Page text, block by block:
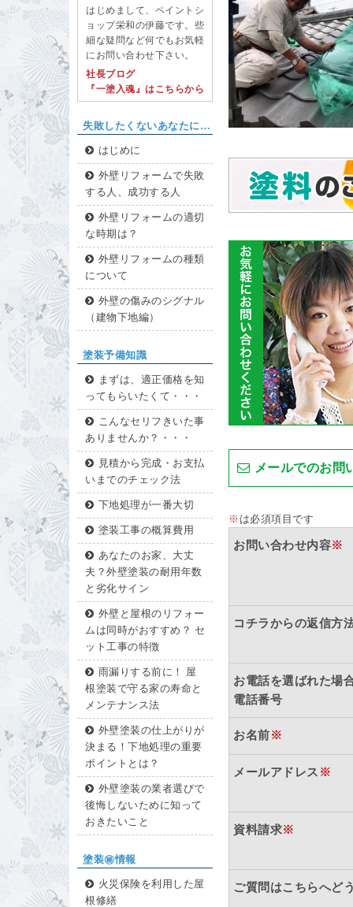
はじめまして、ペイントシ
ョップ栄和の伊藤です。些
細な疑問など何でもお気軽
にお問い合わせ下さい。
社長ブログ
『一塗入魂』はこちらから
失敗したくないあなたに…
はじめに
外壁リフォームで失敗
する人、成功する人
外壁リフォームの適切
な時期は？
外壁リフォームの種類
について
外壁の傷みのシグナル
（建物下地編）
塗装予備知識
まずは、適正価格を知
ってもらいたくて・・・
こんなセリフきいた事
ありませんか？・・・
見積から完成・お支払
いまでのチェック法
下地処理が一番大切
塗装工事の概算費用
あなたのお家、大丈
夫？外壁塗装の耐用年数
と劣化サイン
外壁と屋根のリフォー
ムは同時がおすすめ？ セ
ット工事の特徴
雨漏りする前に！ 屋
根塗装で守る家の寿命と
メンテナンス法
外壁塗装の仕上がりが
決まる！下地処理の重要
ポイントとは？
外壁塗装の業者選びで
後悔しないために知って
おきたいこと
塗装㊙情報
火災保険を利用した屋
根修繕
メールでのお問
※ は必須項目です
お問い合わせ内容※
コチラからの返信方
お電話を選ばれた場
電話番号
お名前※
メールアドレス ※
資料請求※
ご質問はこちらへど